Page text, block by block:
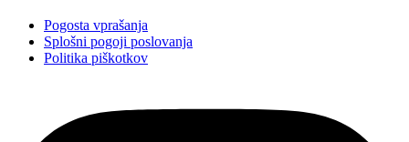
Pogosta vprašanja
Splošni pogoji poslovanja
Politika piškotkov